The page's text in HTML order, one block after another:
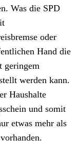
Was die SPD
oder
Hand die
geringem
werden kann.
Haushalte
und somit
etwas mehr als